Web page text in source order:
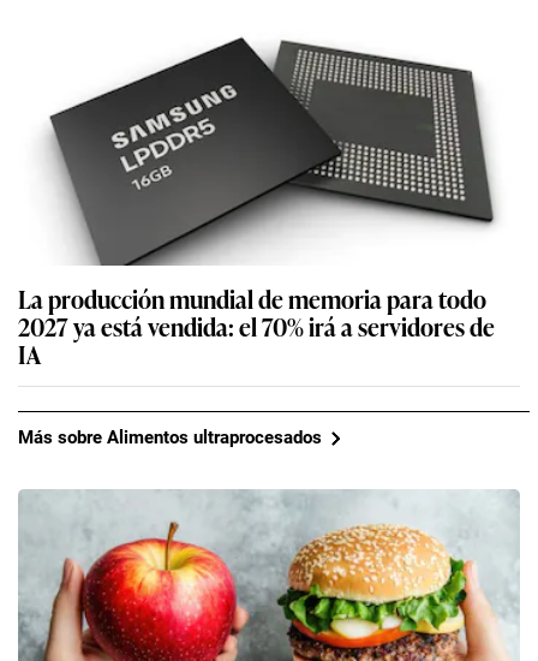
La producción mundial de memoria para todo
2027 ya está vendida: el 70% irá a servidores de
IA
Más sobre Alimentos ultraprocesados